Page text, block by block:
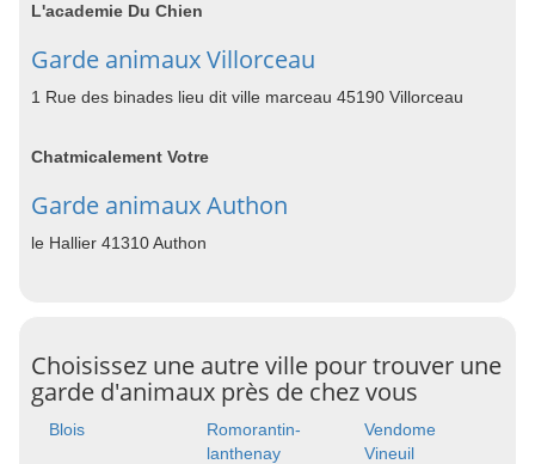
L'academie Du Chien
Garde animaux Villorceau
1 Rue des binades lieu dit ville marceau 45190 Villorceau
Chatmicalement Votre
Garde animaux Authon
le Hallier 41310 Authon
Choisissez une autre ville pour trouver une
garde d'animaux près de chez vous
Blois
Romorantin-
lanthenay
Vendome
Vineuil